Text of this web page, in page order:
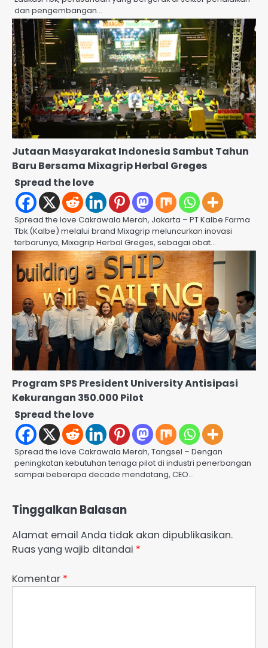
dan pengembangan…
Jutaan Masyarakat Indonesia Sambut Tahun
Baru Bersama Mixagrip Herbal Greges
Spread the love
Spread the love Cakrawala Merah, Jakarta – PT Kalbe Farma
Tbk (Kalbe) melalui brand Mixagrip meluncurkan inovasi
terbarunya, Mixagrip Herbal Greges, sebagai obat…
Program SPS President University Antisipasi
Kekurangan 350.000 Pilot
Spread the love
Spread the love Cakrawala Merah, Tangsel – Dengan
peningkatan kebutuhan tenaga pilot di industri penerbangan
sampai beberapa decade mendatang, CEO…
Tinggalkan Balasan
Alamat email Anda tidak akan dipublikasikan.
Ruas yang wajib ditandai *
Komentar *